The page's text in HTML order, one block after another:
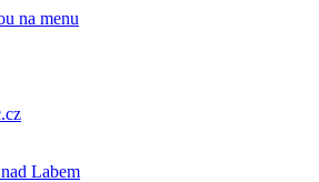
na menu
Labem